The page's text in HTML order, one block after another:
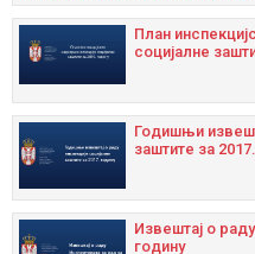
План
социјалне
Годишњи
заштите за
Извештај о
годину